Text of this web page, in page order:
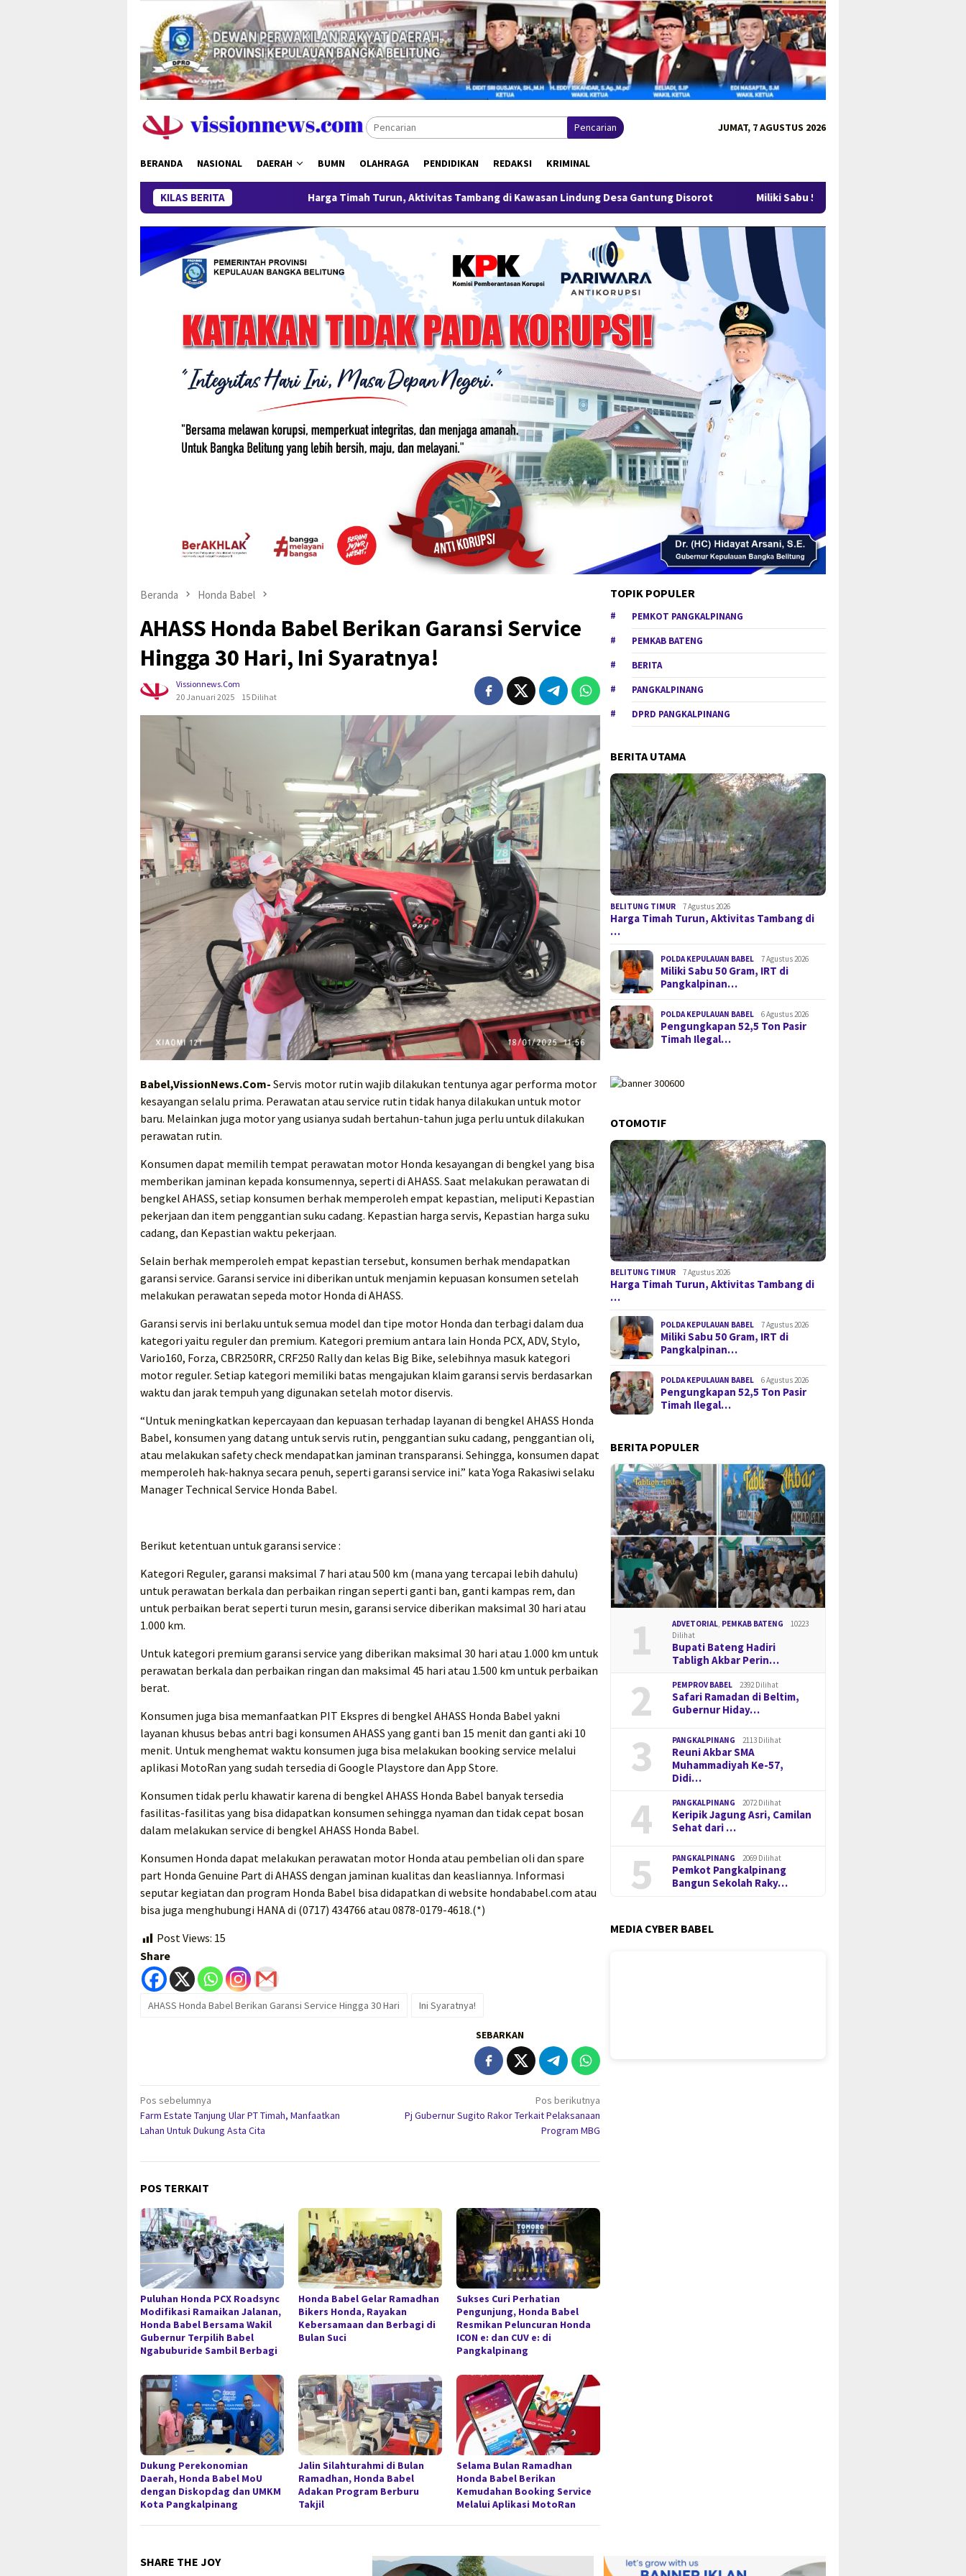
konten
Pencarian JUMAT, 7 AGUSTUS 2026
BERANDA NASIONAL DAERAH BUMN OLAHRAGA PENDIDIKAN REDAKSI KRIMINAL
KILAS BERITAHarga Timah Turun, Aktivitas Tambang di Kawasan Lindung Desa Gantung Disorot Miliki Sabu 50 Gram, IRT di Pangkalpinang Ditangkap
Beranda Honda Babel
AHASS Honda Babel Berikan Garansi Service
Hingga 30 Hari, Ini Syaratnya!
Vissionnews.com
20 Januari 2025
15 Dilihat
Babel,VissionNews.Com- Servis motor rutin wajib dilakukan tentunya agar performa motor
kesayangan selalu prima. Perawatan atau service rutin tidak hanya dilakukan untuk motor
baru. Melainkan juga motor yang usianya sudah bertahun-tahun juga perlu untuk dilakukan
perawatan rutin.
Konsumen dapat memilih tempat perawatan motor Honda kesayangan di bengkel yang bisa
memberikan jaminan kepada konsumennya, seperti di AHASS. Saat melakukan perawatan di
bengkel AHASS, setiap konsumen berhak memperoleh empat kepastian, meliputi Kepastian
pekerjaan dan item penggantian suku cadang. Kepastian harga servis, Kepastian harga suku
cadang, dan Kepastian waktu pekerjaan.
Selain berhak memperoleh empat kepastian tersebut, konsumen berhak mendapatkan
garansi service. Garansi service ini diberikan untuk menjamin kepuasan konsumen setelah
melakukan perawatan sepeda motor Honda di AHASS.
Garansi servis ini berlaku untuk semua model dan tipe motor Honda dan terbagi dalam dua
kategori yaitu reguler dan premium. Kategori premium antara lain Honda PCX, ADV, Stylo,
Vario160, Forza, CBR250RR, CRF250 Rally dan kelas Big Bike, selebihnya masuk kategori
motor reguler. Setiap kategori memiliki batas mengajukan klaim garansi servis berdasarkan
waktu dan jarak tempuh yang digunakan setelah motor diservis.
“Untuk meningkatkan kepercayaan dan kepuasan terhadap layanan di bengkel AHASS Honda
Babel, konsumen yang datang untuk servis rutin, penggantian suku cadang, penggantian oli,
atau melakukan safety check mendapatkan jaminan transparansi. Sehingga, konsumen dapat
memperoleh hak-haknya secara penuh, seperti garansi service ini.” kata Yoga Rakasiwi selaku
Manager Technical Service Honda Babel.
Berikut ketentuan untuk garansi service :
Kategori Reguler, garansi maksimal 7 hari atau 500 km (mana yang tercapai lebih dahulu)
untuk perawatan berkala dan perbaikan ringan seperti ganti ban, ganti kampas rem, dan
untuk perbaikan berat seperti turun mesin, garansi service diberikan maksimal 30 hari atau
1.000 km.
Untuk kategori premium garansi service yang diberikan maksimal 30 hari atau 1.000 km untuk
perawatan berkala dan perbaikan ringan dan maksimal 45 hari atau 1.500 km untuk perbaikan
berat.
Konsumen juga bisa memanfaatkan PIT Ekspres di bengkel AHASS Honda Babel yakni
layanan khusus bebas antri bagi konsumen AHASS yang ganti ban 15 menit dan ganti aki 10
menit. Untuk menghemat waktu konsumen juga bisa melakukan booking service melalui
aplikasi MotoRan yang sudah tersedia di Google Playstore dan App Store.
Konsumen tidak perlu khawatir karena di bengkel AHASS Honda Babel banyak tersedia
fasilitas-fasilitas yang bisa didapatkan konsumen sehingga nyaman dan tidak cepat bosan
dalam melakukan service di bengkel AHASS Honda Babel.
Konsumen Honda dapat melakukan perawatan motor Honda atau pembelian oli dan spare
part Honda Genuine Part di AHASS dengan jaminan kualitas dan keasliannya. Informasi
seputar kegiatan dan program Honda Babel bisa didapatkan di website hondababel.com atau
bisa juga menghubungi HANA di (0717) 434766 atau 0878-0179-4618.(*)
Post Views: 15
Share
AHASS Honda Babel Berikan Garansi Service Hingga 30 Hari Ini Syaratnya!
SEBARKAN
Navigasi
pos
Pos sebelumnya
Farm Estate Tanjung Ular PT Timah, Manfaatkan
Lahan Untuk Dukung Asta Cita
Pos berikutnya
Pj Gubernur Sugito Rakor Terkait Pelaksanaan
Program MBG
POS TERKAIT
Puluhan Honda PCX Roadsync
Modifikasi Ramaikan Jalanan,
Honda Babel Bersama Wakil
Gubernur Terpilih Babel
Ngabuburide Sambil Berbagi
Honda Babel Gelar Ramadhan
Bikers Honda, Rayakan
Kebersamaan dan Berbagi di
Bulan Suci
Sukses Curi Perhatian
Pengunjung, Honda Babel
Resmikan Peluncuran Honda
ICON e: dan CUV e: di
Pangkalpinang
Dukung Perekonomian
Daerah, Honda Babel MoU
dengan Diskopdag dan UMKM
Kota Pangkalpinang
Jalin Silahturahmi di Bulan
Ramadhan, Honda Babel
Adakan Program Berburu
Takjil
Selama Bulan Ramadhan
Honda Babel Berikan
Kemudahan Booking Service
Melalui Aplikasi MotoRan
TOPIK POPULER
PEMKOT PANGKALPINANG
PEMKAB BATENG
BERITA
PANGKALPINANG
DPRD PANGKALPINANG
BERITA UTAMA
BELITUNG TIMUR 7 Agustus 2026
Harga Timah Turun, Aktivitas Tambang di
…
POLDA KEPULAUAN BABEL 7 Agustus 2026
Miliki Sabu 50 Gram, IRT di
Pangkalpinan…
POLDA KEPULAUAN BABEL 6 Agustus 2026
Pengungkapan 52,5 Ton Pasir
Timah Ilegal…
OTOMOTIF
BELITUNG TIMUR 7 Agustus 2026
Harga Timah Turun, Aktivitas Tambang di
…
POLDA KEPULAUAN BABEL 7 Agustus 2026
Miliki Sabu 50 Gram, IRT di
Pangkalpinan…
POLDA KEPULAUAN BABEL 6 Agustus 2026
Pengungkapan 52,5 Ton Pasir
Timah Ilegal…
BERITA POPULER
1 ADVETORIAL, PEMKAB BATENG
10223
Dilihat
Bupati Bateng Hadiri
Tabligh Akbar Perin…
2 PEMPROV BABEL 2392 Dilihat
Safari Ramadan di Beltim,
Gubernur Hiday…
3 PANGKALPINANG 2113 Dilihat
Reuni Akbar SMA
Muhammadiyah Ke-57,
Didi…
4 PANGKALPINANG 2072 Dilihat
Keripik Jagung Asri, Camilan
Sehat dari …
5 PANGKALPINANG 2069 Dilihat
Pemkot Pangkalpinang
Bangun Sekolah Raky…
MEDIA CYBER BABEL
SHARE THE JOY